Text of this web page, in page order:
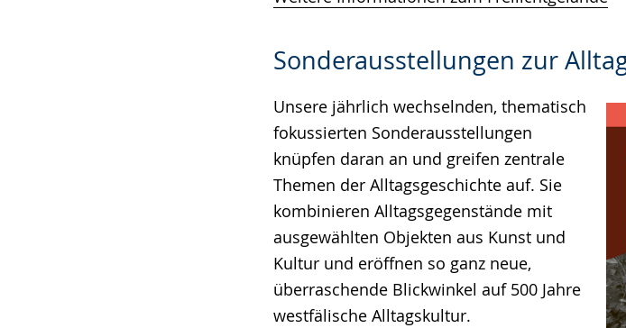
Sonderausstellungen zur
Unsere jährlich wechselnden, thematisch
fokussierten Sonderausstellungen
knüpfen daran an und greifen zentrale
Themen der Alltagsgeschichte auf. Sie
kombinieren Alltagsgegenstände mit
ausgewählten Objekten aus Kunst und
Kultur und eröffnen so ganz neue,
überraschende Blickwinkel auf 500 Jahre
westfälische Alltagskultur.